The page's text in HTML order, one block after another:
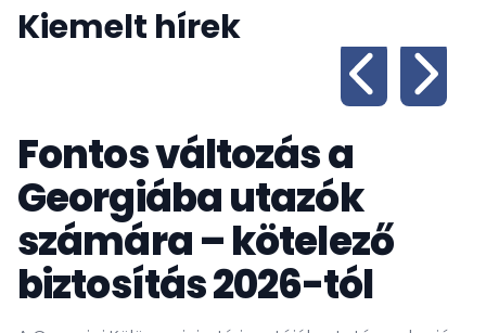
Kiemelt hírek
Fontos változás a
Georgiába utazók
számára – kötelező
biztosítás 2026-tól